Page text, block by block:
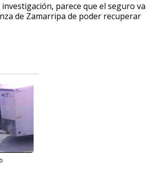
parece que el seguro va
de Zamarripa de poder recuperar